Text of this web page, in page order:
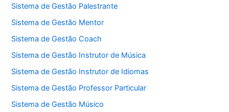
Sistema de Gestão Palestrante
Sistema de Gestão Mentor
Sistema de Gestão Coach
Sistema de Gestão Instrutor de Música
Sistema de Gestão Instrutor de Idiomas
Sistema de Gestão Professor Particular
Sistema de Gestão Músico